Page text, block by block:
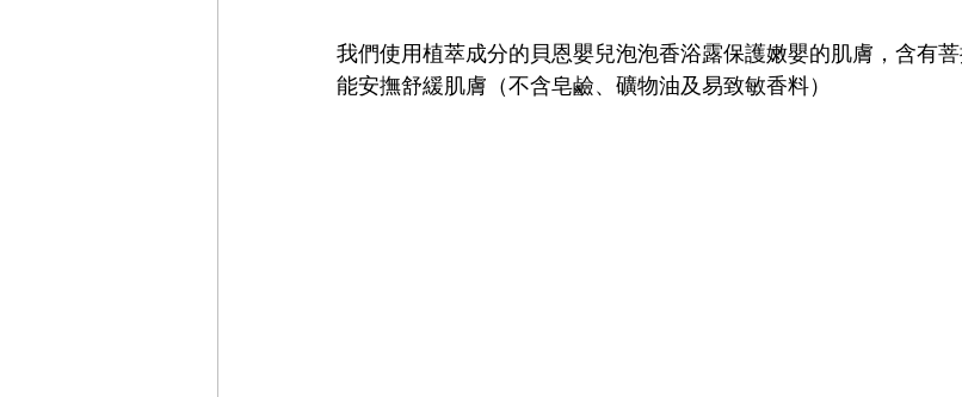
我們使用植萃成分的貝恩嬰兒泡泡香浴露保護嫩嬰的肌膚，含有
能安撫舒緩肌膚（不含皂鹼、礦物油及易致敏香料）